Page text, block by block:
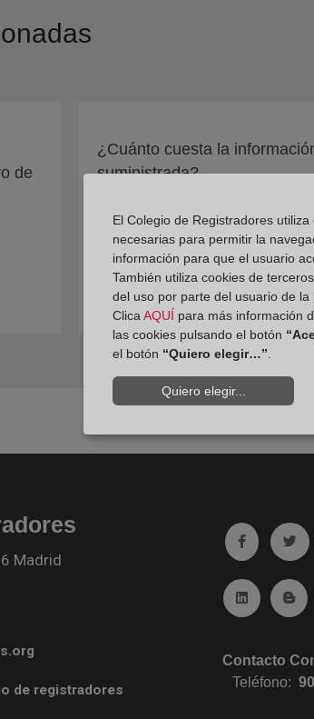
de
¿Cuánto cuesta la
suministrada?
Madrid
de registradores
Ir a Ir
Ir a Ir
Contacto
Teléfono:
El Colegio de Registradores
necesarias para permitir la
información para que el usuario
También utiliza cookies de
del uso por parte del usuario de la
ClicaAQUÍ para más información
las cookies pulsando el botón
el botón “Quiero elegir…”.
Quiero elegir...